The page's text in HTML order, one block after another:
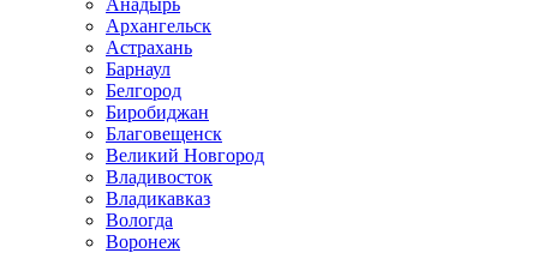
Архангельск
Астрахань
Барнаул
Белгород
Биробиджан
Благовещенск
Великий Новгород
Владивосток
Владикавказ
Вологда
Воронеж